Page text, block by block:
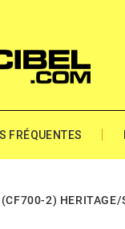
FRÉQUENTES
2) HERITAGE/